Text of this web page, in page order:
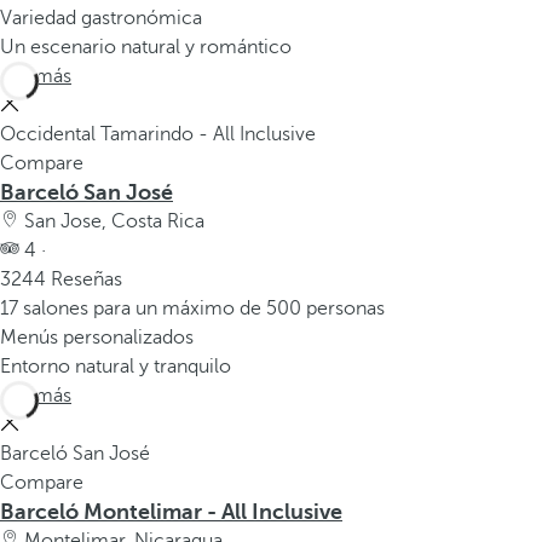
Variedad gastronómica
Un escenario natural y romántico
Ver más
Occidental Tamarindo - All Inclusive
Compare
Barceló San José
San Jose, Costa Rica
4 ·
3244 Reseñas
17 salones para un máximo de 500 personas
Menús personalizados
Entorno natural y tranquilo
Ver más
Barceló San José
Compare
Barceló Montelimar - All Inclusive